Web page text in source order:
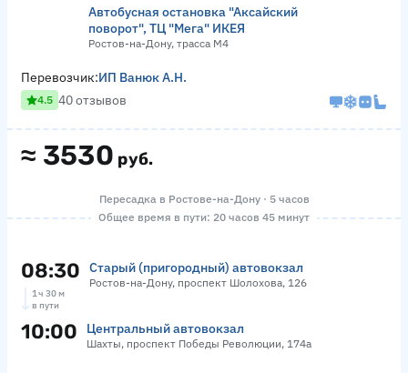
Автобусная остановка "Аксайский
поворот", ТЦ "Мега" ИКЕЯ
Ростов-на-Дону, трасса М4
≈ 3530 руб.
Перевозчик:ИП Ванюк А.Н.
4.5 40 отзывов
Пересадка в Ростове-на-Дону · 5 часов
Общее время в пути: 20 часов 45 минут
08:30 Старый (пригородный) автовокзал
Ростов-на-Дону, проспект Шолохова, 126
1 ч 30 м
в пути
10:00 Центральный автовокзал
Шахты, проспект Победы Революции, 174а